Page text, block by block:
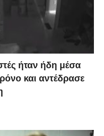
ήταν ήδη μέσα
και αντέδρασε